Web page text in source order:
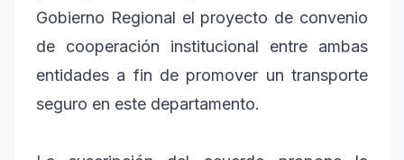
Gobierno Regional el proyecto de convenio
de cooperación institucional entre ambas
entidades a fin de promover un transporte
seguro en este departamento.